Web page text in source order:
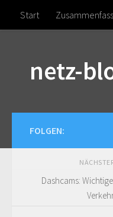
Zum Inhalt springen
Start
netz-
FOLGEN:
Dashcams: